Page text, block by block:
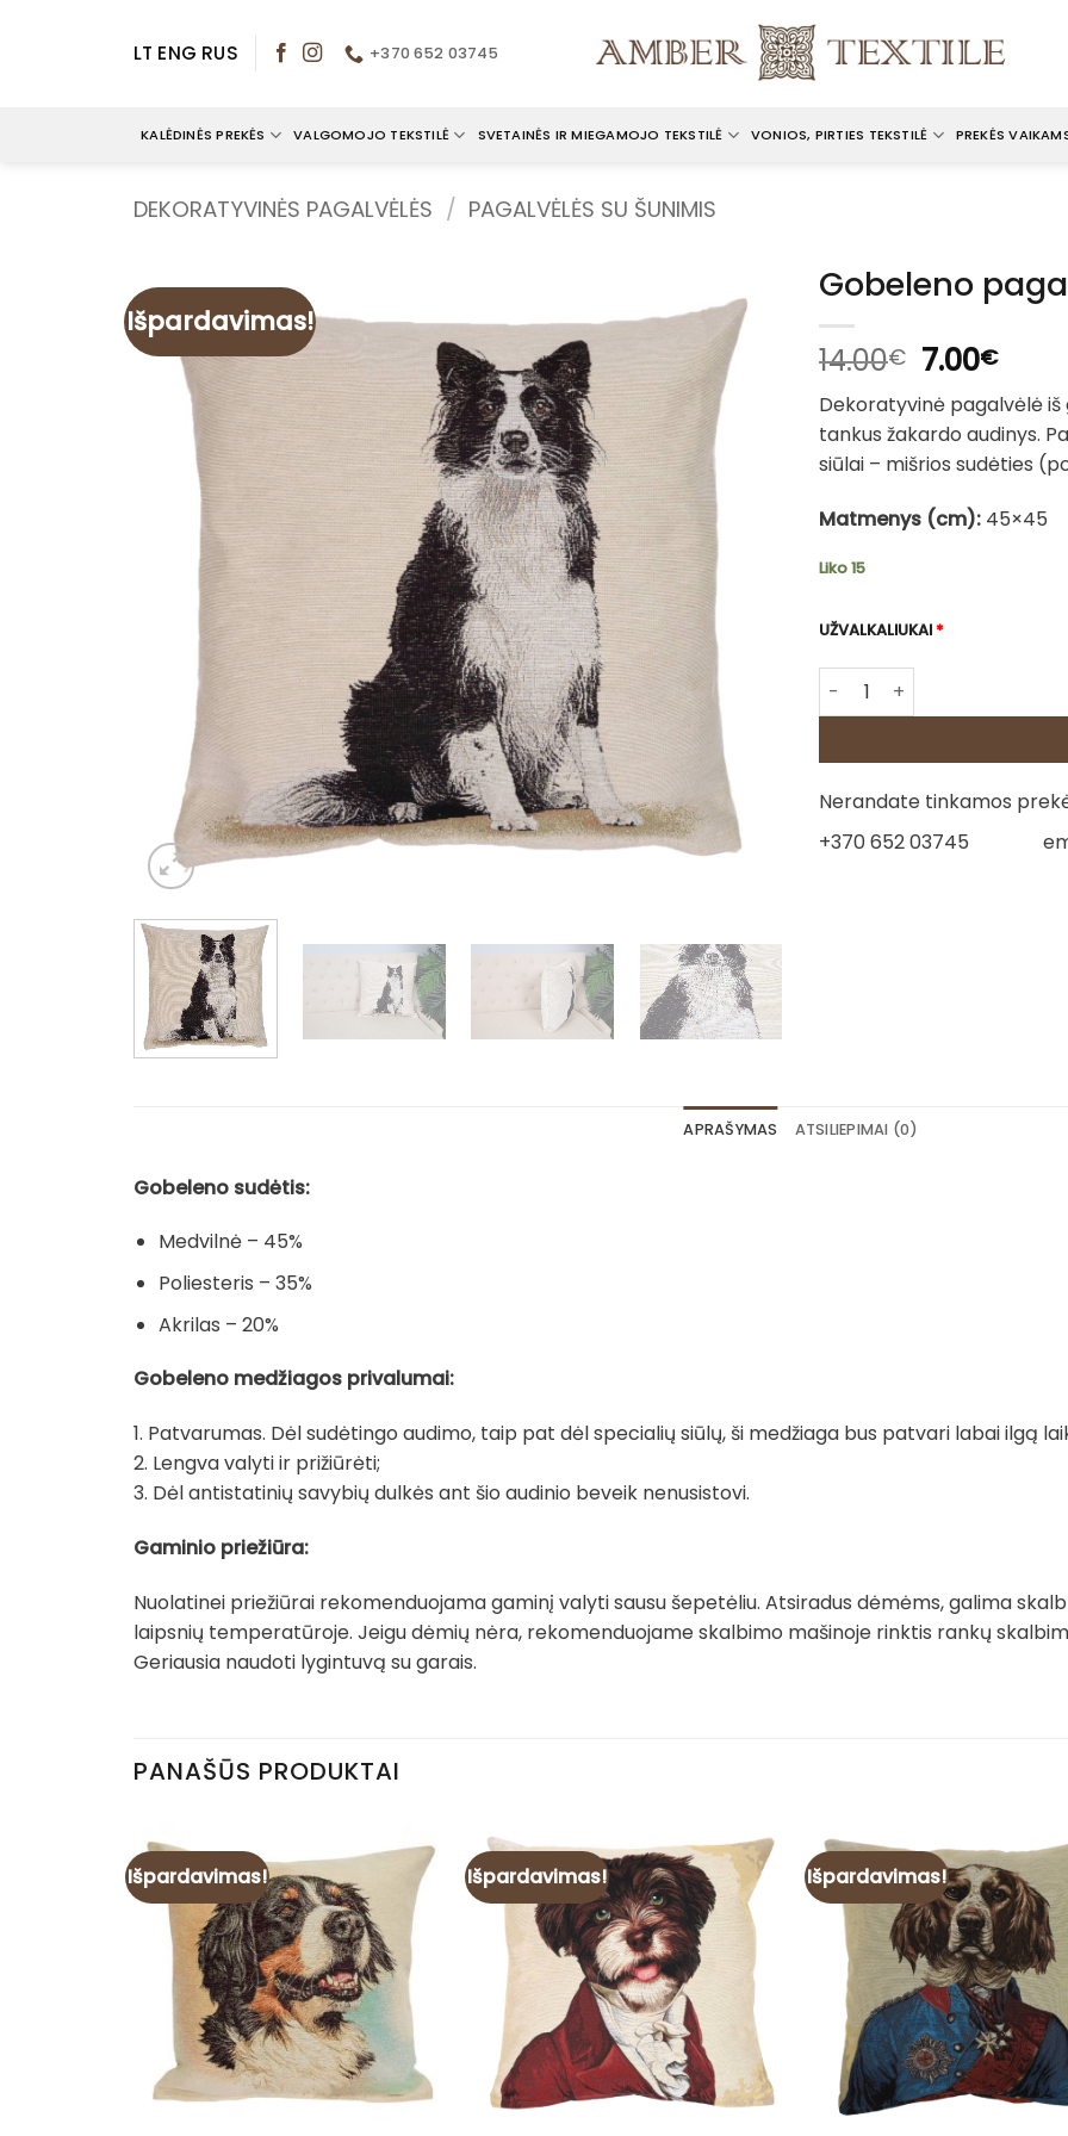
LT ENG RUS +370 652 03745
KALĖDINĖS PREKĖS VALGOMOJO TEKSTILĖ SVETAINĖS IR MIEGAMOJO TEKSTILĖ VONIOS, PIRTIES TEKSTILĖ PREKĖS
DEKORATYVINĖS PAGALVĖLĖS / PAGALVĖLĖS SU ŠUNIMIS
Išpardavimas!
Gobeleno
14.00€ Original
price
was:
14.00€.
7.00€
price
is:
Dekoratyvinė pagalvėlė
tankus žakardo audinys.
siūlai – mišrios sudėties
Matmenys (cm): 45×45
Liko 15
UŽVALKALIUKAI*
produkto kiekis: Gobeleno
Nerandate tinkamos
+370 652 03745
APRAŠYMAS ATSILIEPIMAI (0)
Gobeleno sudėtis:
Medvilnė – 45%
Poliesteris – 35%
Akrilas – 20%
Gobeleno medžiagos privalumai:
1. Patvarumas. Dėl sudėtingo audimo, taip pat dėl specialių siūlų, ši medžiaga bus patvari labai ilgą
2. Lengva valyti ir prižiūrėti;
3. Dėl antistatinių savybių dulkės ant šio audinio beveik nenusistovi.
Gaminio priežiūra:
Nuolatinei priežiūrai rekomenduojama gaminį valyti sausu šepetėliu. Atsiradus dėmėms, galima
laipsnių temperatūroje. Jeigu dėmių nėra, rekomenduojame skalbimo mašinoje rinktis rankų
Geriausia naudoti lygintuvą su garais.
PANAŠŪS PRODUKTAI
Išpardavimas! Išpardavimas! Išpardavimas!